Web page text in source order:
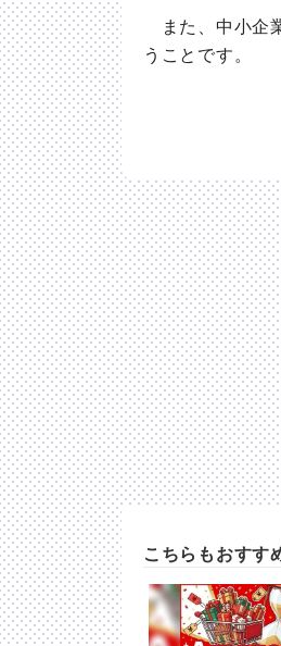
また、中小企
うことです。
こちらもおすす